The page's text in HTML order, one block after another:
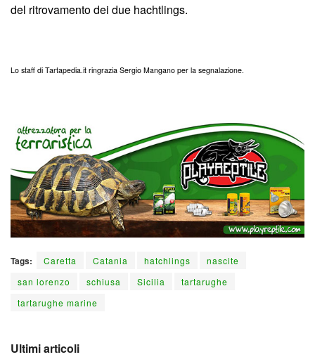
del ritrovamento dei due hachtlings.
Lo staff di Tartapedia.it ringrazia Sergio Mangano per la segnalazione.
Tags: Caretta Catania hatchlings
nascite
san lorenzo
schiusa Sicilia
tartarughe
tartarughe marine
Ultimi articoli